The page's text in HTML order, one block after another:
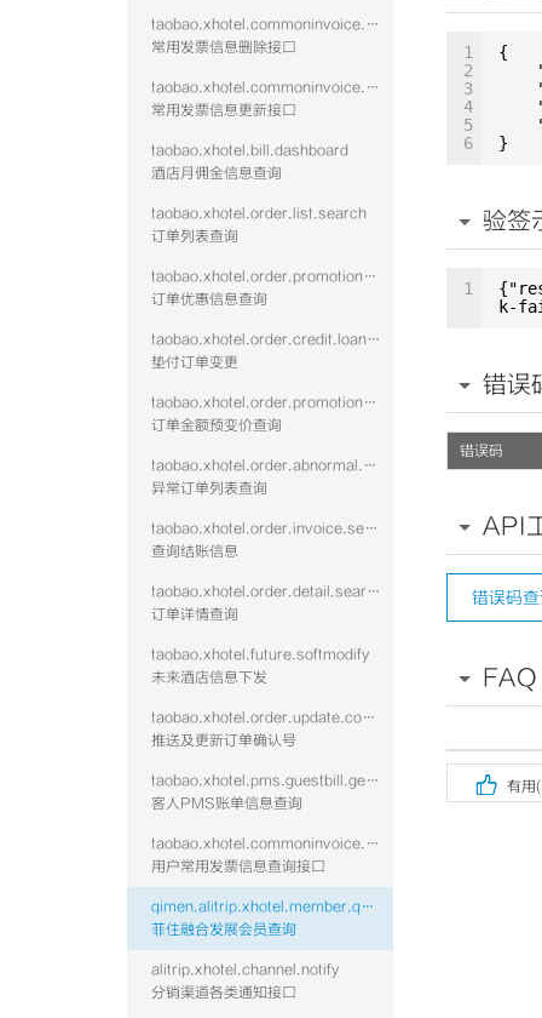
taobao.xhotel.commoninvoice.remove
常用发票信息删除接口
taobao.xhotel.commoninvoice.update
常用发票信息更新接口
taobao.xhotel.bill.dashboard
酒店月佣金信息查询
taobao.xhotel.order.list.search
订单列表查询
taobao.xhotel.order.promotion.query
订单优惠信息查询
taobao.xhotel.order.credit.loan.update
垫付订单变更
taobao.xhotel.order.promotion.prechange
订单金额预变价查询
taobao.xhotel.order.abnormal.search
异常订单列表查询
taobao.xhotel.order.invoice.settle.search
查询结账信息
taobao.xhotel.order.detail.search
订单详情查询
taobao.xhotel.future.softmodify
未来酒店信息下发
taobao.xhotel.order.update.confirmcode
推送及更新订单确认号
taobao.xhotel.pms.guestbill.get.vtwo
客人PMS账单信息查询
taobao.xhotel.commoninvoice.list.vtwo
用户常用发票信息查询接口
qimen.alitrip.xhotel.member.query
菲住融合发展会员查询
alitrip.xhotel.channel.notify
分销渠道各类通知接口
1
2
3
4
5
6
{
}
验签
1
k-
错误
错误码
API
错误码
FAQ
 有用(